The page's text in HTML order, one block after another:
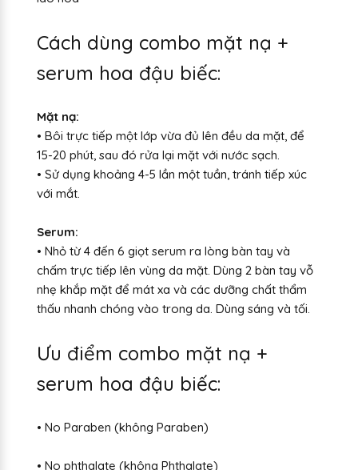
Cách dùng combo mặt nạ +
serum hoa đậu biếc:
Mặt nạ:
• Bôi trực tiếp một lớp vừa đủ lên đều da mặt, để
15-20 phút, sau đó rửa lại mặt với nước sạch.
• Sử dụng khoảng 4-5 lần một tuần, tránh tiếp xúc
với mắt.
Serum:
• Nhỏ từ 4 đến 6 giọt serum ra lòng bàn tay và
chấm trực tiếp lên vùng da mặt. Dùng 2 bàn tay vỗ
nhẹ khắp mặt để mát xa và các dưỡng chất thẩm
thấu nhanh chóng vào trong da. Dùng sáng và tối.
Ưu điểm combo mặt nạ +
serum hoa đậu biếc:
• No Paraben (không Paraben)
• No phthalate (không Phthalate)